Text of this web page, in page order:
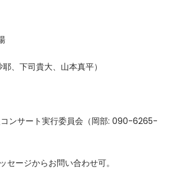
、下司貴大、山本真平）
ンサート実行委員会（岡部: 090-6265-
ージからお問い合わせ可。